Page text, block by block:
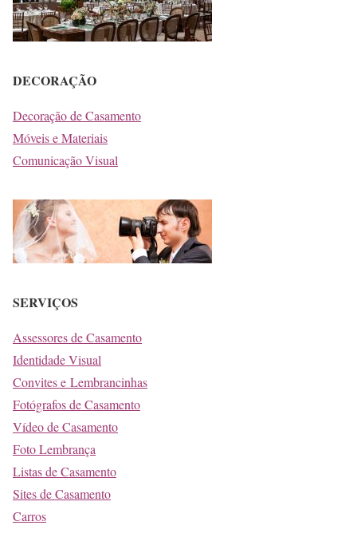
DECORAÇÃO
Decoração de Casamento
Móveis e Materiais
Comunicação Visual
SERVIÇOS
Assessores de Casamento
Identidade Visual
Convites e Lembrancinhas
Fotógrafos de Casamento
Vídeo de Casamento
Foto Lembrança
Listas de Casamento
Sites de Casamento
Carros